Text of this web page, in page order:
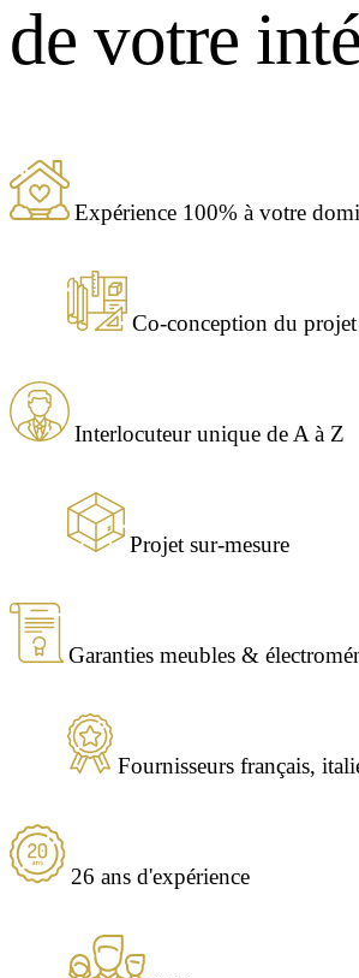
de votre
Expérience 100% à votre
Co-conception du projet
Interlocuteur unique de A à Z
Projet sur-mesure
Garanties meubles &
Fournisseurs français,
26 ans d'expérience